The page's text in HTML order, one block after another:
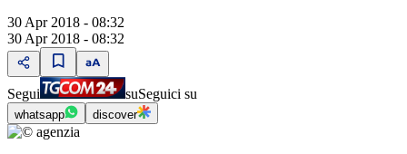
30 Apr 2018 - 08:32
30 Apr 2018 - 08:32
Segui suSeguici su
whatsapp discover